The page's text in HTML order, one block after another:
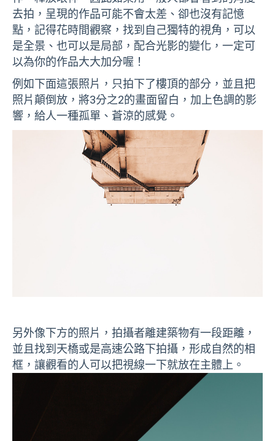
去拍，呈現的作品可能不會太差、卻也沒有記憶
點，記得花時間觀察，找到自己獨特的視角，可以
是全景、也可以是局部，配合光影的變化，一定可
以為你的作品大大加分喔！
例如下面這張照片，只拍下了樓頂的部分，並且把
照片顛倒放，將3分之2的畫面留白，加上色調的影
響，給人一種孤單、蒼涼的感覺。
另外像下方的照片，拍攝者離建築物有一段距離，
並且找到天橋或是高速公路下拍攝，形成自然的相
框，讓觀看的人可以把視線一下就放在主體上。